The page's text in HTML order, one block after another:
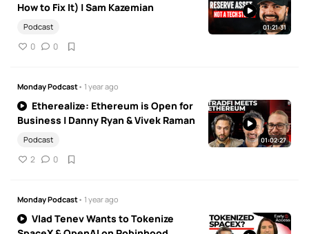
How to Fix It) | Sam Kazemian
Podcast
0 0
01:21:31
Monday Podcast• 1 year ago
Etherealize: Ethereum is Open for
Business | Danny Ryan & Vivek Raman
Podcast
2 0
01:02:27
Monday Podcast• 1 year ago
Vlad Tenev Wants to Tokenize